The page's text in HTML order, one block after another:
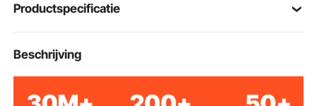
Productspecificatie
Artikelmodelnum
mer
Materiaal Cederhout
Beschrijving